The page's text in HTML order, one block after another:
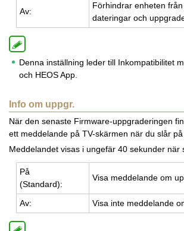
Av:
För­hind­rar en­he­ten
da­te­ring­ar och
Denna inställning leder till Inkompatibilitet
och HEOS App.
Info om uppgr.
När den senaste Firmware-uppgraderingen
ett meddelande på TV-skärmen när du slår på
Meddelandet visas i ungefär 40 sekunder när
På
(Stan­dard):
Visa med­de­lan­de om
Av: Visa inte med­de­lan­de